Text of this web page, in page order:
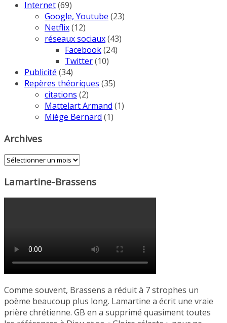
Internet(69)
Google, Youtube (23)
Netflix(12)
réseaux sociaux(43)
Facebook(24)
Twitter(10)
Publicité (34)
Repères théoriques (35)
citations (2)
Mattelart Armand (1)
Miège Bernard (1)
Archives
Archives
Lamartine-Brassens
Comme souvent, Brassens a réduit à 7 strophes un
poème beaucoup plus long. Lamartine a écrit une vraie
prière chrétienne. GB en a supprimé quasiment toutes